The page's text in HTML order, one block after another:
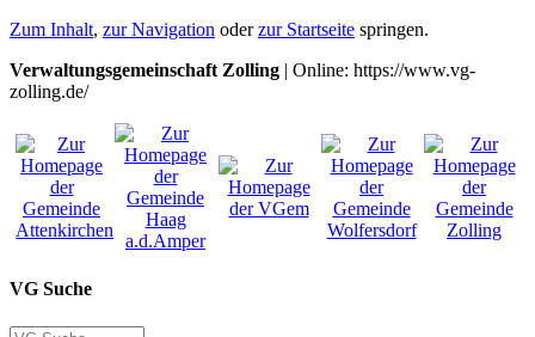
Zum Inhalt, zur Navigation oderzur Startseite springen.
Verwaltungsgemeinschaft Zolling | Online: https://www.vg-
zolling.de/
VG Suche